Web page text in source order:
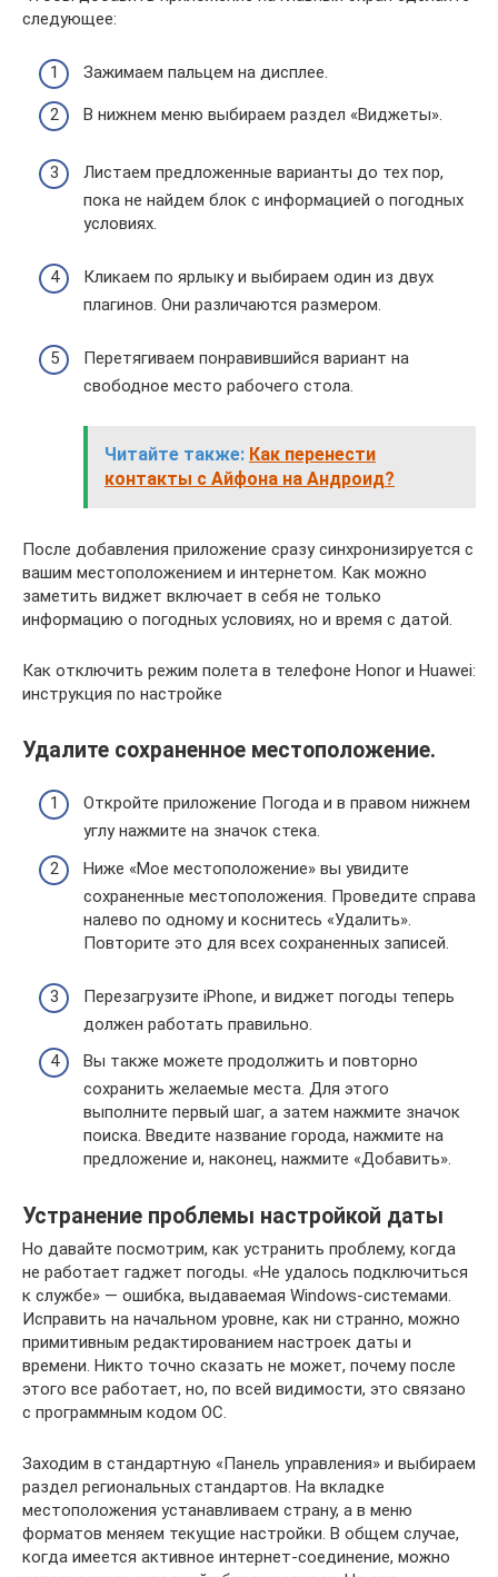
следующее:
Зажимаем пальцем на дисплее.
В нижнем меню выбираем раздел «Виджеты».
Листаем предложенные варианты до тех пор,
пока не найдем блок с информацией о погодных
условиях.
Кликаем по ярлыку и выбираем один из двух
плагинов. Они различаются размером.
Перетягиваем понравившийся вариант на
свободное место рабочего стола.
Читайте также: Как перенести
контакты с Айфона на Андроид?
После добавления приложение сразу синхронизируется с
вашим местоположением и интернетом. Как можно
заметить виджет включает в себя не только
информацию о погодных условиях, но и время с датой.
Как отключить режим полета в телефоне Honor и Huawei:
инструкция по настройке
Удалите сохраненное местоположение.
Откройте приложение Погода и в правом нижнем
углу нажмите на значок стека.
Ниже «Мое местоположение» вы увидите
сохраненные местоположения. Проведите справа
налево по одному и коснитесь «Удалить».
Повторите это для всех сохраненных записей.
Перезагрузите iPhone, и виджет погоды теперь
должен работать правильно.
Вы также можете продолжить и повторно
сохранить желаемые места. Для этого
выполните первый шаг, а затем нажмите значок
поиска. Введите название города, нажмите на
предложение и, наконец, нажмите «Добавить».
Устранение проблемы настройкой даты
Но давайте посмотрим, как устранить проблему, когда
не работает гаджет погоды. «Не удалось подключиться
к службе» — ошибка, выдаваемая Windows-системами.
Исправить на начальном уровне, как ни странно, можно
примитивным редактированием настроек даты и
времени. Никто точно сказать не может, почему после
этого все работает, но, по всей видимости, это связано
с программным кодом ОС.
Заходим в стандартную «Панель управления» и выбираем
раздел региональных стандартов. На вкладке
местоположения устанавливаем страну, а в меню
форматов меняем текущие настройки. В общем случае,
когда имеется активное интернет-соединение, можно